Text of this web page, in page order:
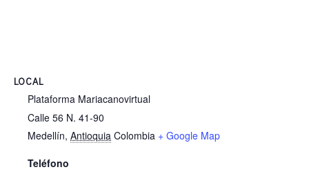
LOCAL
Plataforma Mariacanovirtual
Calle 56 N. 41-90
Medellín, Antioquia Colombia + Google Map
Teléfono